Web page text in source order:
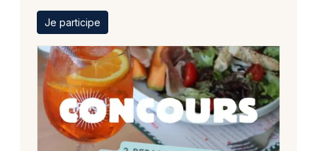
Je participe